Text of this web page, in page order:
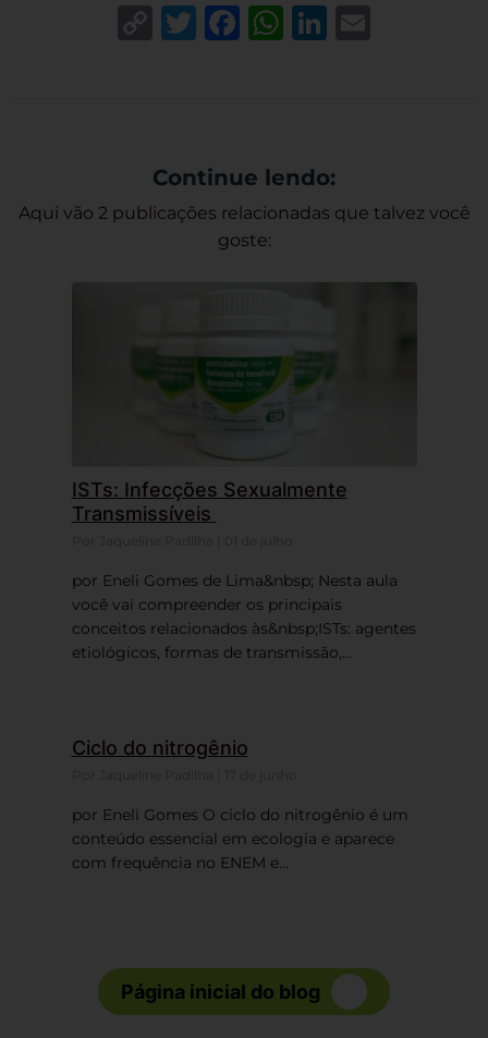
CopyTwitter
Facebook
WhatsApp
LinkedIn
Continue lendo:
Aqui vão 2 publicações relacionadas que talvez você
goste:
ISTs: Infecções Sexualmente
Transmissíveis
por Eneli Gomes de Lima&nbsp; Nesta aula
você vai compreender os principais
conceitos relacionados às&nbsp;ISTs: agentes
etiológicos, formas de transmissão,...
Ciclo do nitrogênio
por Eneli Gomes O ciclo do nitrogênio é um
conteúdo essencial em ecologia e aparece
com frequência no ENEM e...
Página inicial do blog